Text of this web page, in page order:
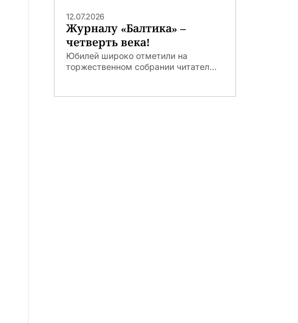
12.07.2026
Журналу «Балтика» –
четверть века!
Юбилей широко отметили на
торжественном собрании читател...